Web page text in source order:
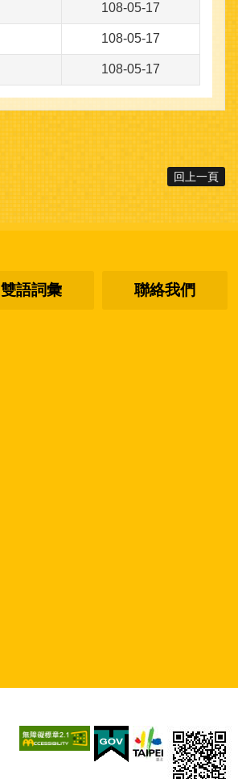
108-05-17
108-05-17
108-05-17
回上一頁
雙語詞彙 聯絡我們